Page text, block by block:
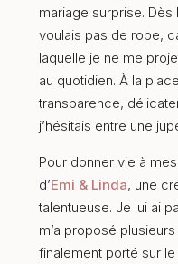
mariage surprise.
voulais pas de robe,
laquelle je ne me
au quotidien. À la
transparence,
j’hésitais entre une
Pour donner vie à
d’Emi & Linda, une
talentueuse. Je lui ai
m’a proposé
finalement porté sur le